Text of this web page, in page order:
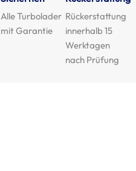
Alle Turbolader
mit Garantie
Rückerstattung
innerhalb 15
Werktagen
nach Prüfung